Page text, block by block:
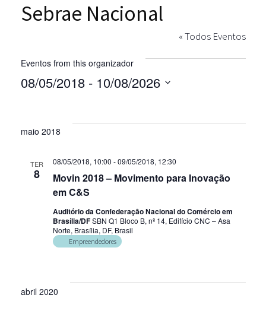
Sebrae Nacional
« Todos Eventos
Eventos from this organizador
08/05/2018 - 10/08/2026
data.
maio 2018
TER
8
Movin 2018 – Movimento para Inovação
em C&S
08/05/2018, 10:00 -09/05/2018, 12:30
Auditório da Confederação Nacional do Comércio em
Brasília/DFSBN Q1 Bloco B, nº 14, Edifício CNC – Asa
Norte, Brasília, DF, Brasil
Empreendedores
abril 2020